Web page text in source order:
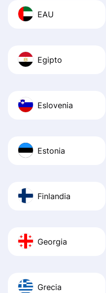
EAU
Egipto
Eslovenia
Estonia
Finlandia
Georgia
Grecia